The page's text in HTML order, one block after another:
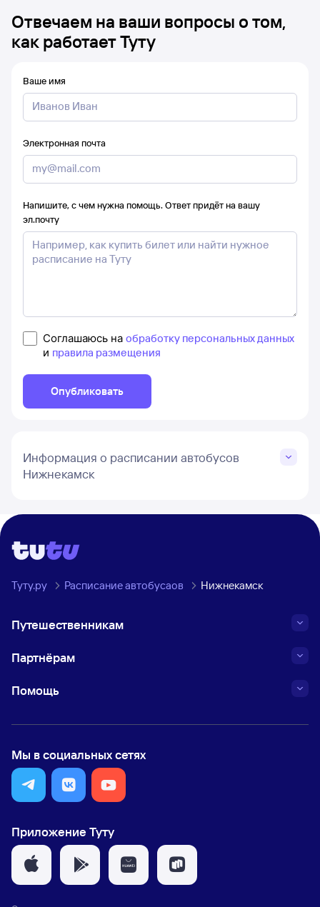
Отвечаем на ваши вопросы о том,
как работает Туту
Ваше имя
Электронная почта
Напишите, с чем нужна помощь. Ответ придёт на вашу
эл.почту
Соглашаюсь на обработку персональных данных
и правила размещения
Опубликовать
Информация о расписании автобусов
Нижнекамск
Туту.ру Расписание автобусаов Нижнекамск
Путешественникам
Партнёрам
Помощь
Мы в социальных сетях
Приложение Туту